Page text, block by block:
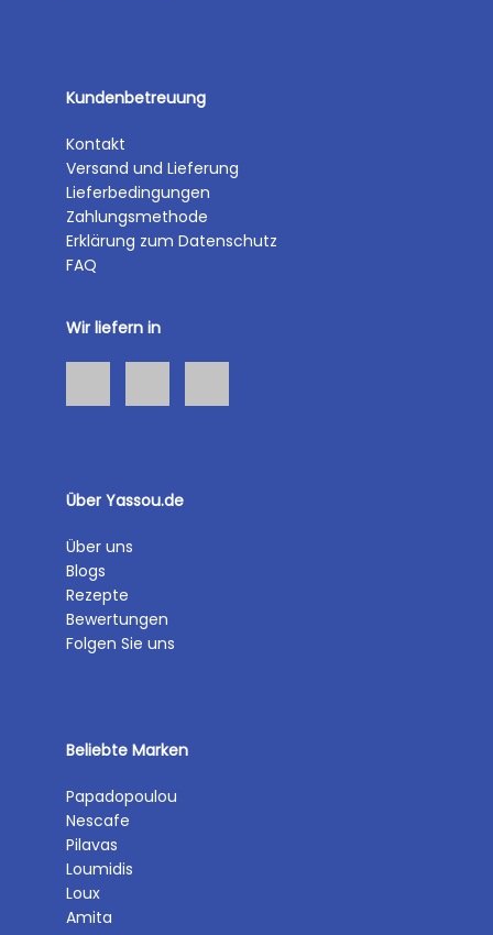
Kundenbetreuung
Kontakt
Versand und Lieferung
Lieferbedingungen
Zahlungsmethode
Erklärung zum Datenschutz
FAQ
Wir liefern in
Über Yassou.de
Über uns
Blogs
Rezepte
Bewertungen
Folgen Sie uns
Beliebte Marken
Papadopoulou
Nescafe
Pilavas
Loumidis
Loux
Amita